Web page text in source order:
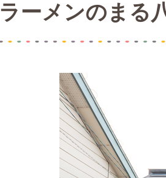
ラーメンのまる